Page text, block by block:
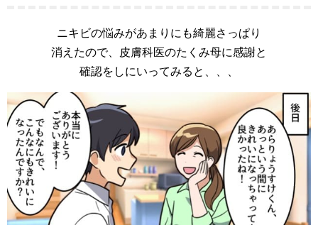
ニキビの悩みがあまりにも綺麗さっぱり
消えたので、皮膚科医のたくみ母に感謝と
確認をしにいってみると、、、